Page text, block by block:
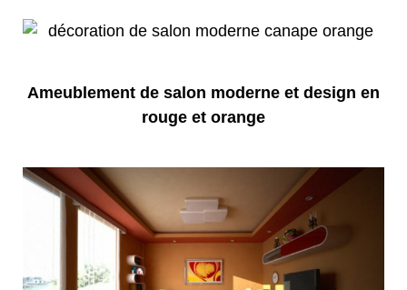
Ameublement de salon moderne et design en
rouge et orange